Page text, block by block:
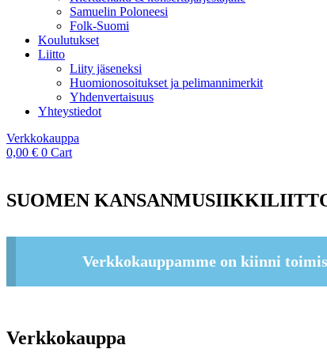
Samuelin Poloneesi
Folk-Suomi
Koulutukset
Liitto
Liity jäseneksi
Huomionosoitukset ja pelimannimerkit
Yhdenvertaisuus
Yhteystiedot
Verkkokauppa
0,00 € 0 Cart
SUOMEN
Verkkokauppamme on kiinni
Verkkokauppa